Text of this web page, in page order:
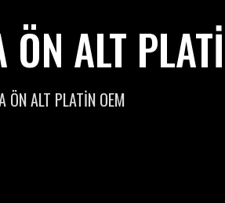
ALT
ÖN ALT PLATİN OEM